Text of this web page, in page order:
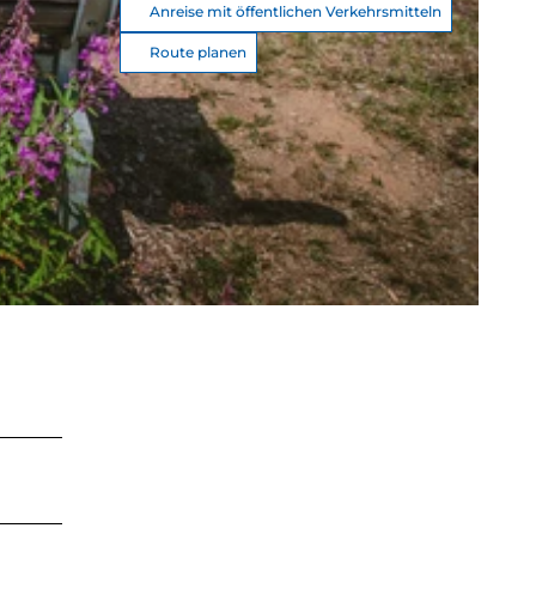
Anreise mit öffentlichen Verkehrsmitteln
Route planen